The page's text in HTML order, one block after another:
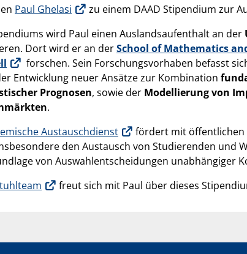
Paul Ghelasi
zu einem DAAD Stipendium zur
wird Paul einen Auslandsaufenthalt an der
Dort wird er an derSchool of Mathematics
forschen. Sein Forschungsvorhaben befasst
Entwicklung neuer Ansätze zur Kombination
Prognosen, sowie der Modellierung von
.
Austauschdienst
fördert mit öffentlichen
den Austausch von Studierenden und
von Auswahlentscheidungen unabhängiger
freut sich mit Paul über dieses